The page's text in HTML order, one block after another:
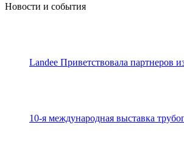
Новости и события
Landee Приветствовала партнеров
10-я международная выставка